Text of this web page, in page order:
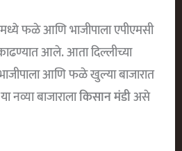
फळे आणि भाजीपाला एपीएमसी
आले. आता दिल्लीच्या
आणि फळे खुल्या बाजारात
नव्या बाजारालाकिसान मंडीअसे